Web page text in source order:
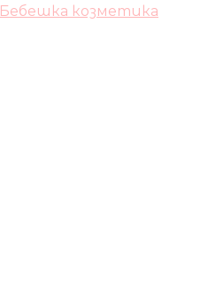
Бебешка козметика